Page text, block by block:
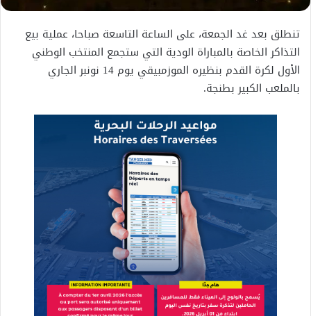
تنطلق بعد غد الجمعة، على الساعة التاسعة صباحا، عملية بيع
التذاكر الخاصة بالمباراة الودية التي ستجمع المنتخب الوطني
الأول لكرة القدم بنظيره الموزمبيقي يوم 14 نونبر الجاري
بالملعب الكبير بطنجة.